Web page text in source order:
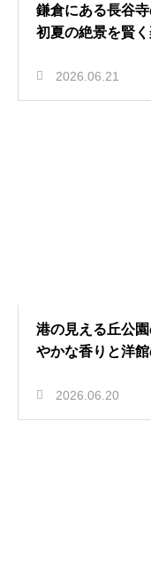
鎌倉にある長谷
初夏の絶景を賢
2026.06.21
港の見える丘公
やかな香りと洋
2026.06.20